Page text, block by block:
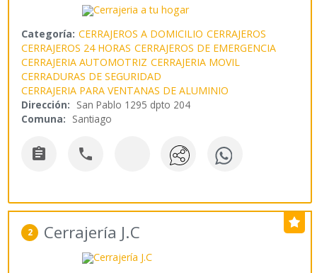
Categoría: CERRAJEROS A DOMICILIO CERRAJEROS
CERRAJEROS 24 HORAS CERRAJEROS DE EMERGENCIA
CERRAJERIA AUTOMOTRIZ CERRAJERIA MOVIL
CERRADURAS DE SEGURIDAD
CERRAJERIA PARA VENTANAS DE ALUMINIO
Dirección: San Pablo 1295 dpto 204
Comuna: Santiago
 
2 Cerrajería J.C